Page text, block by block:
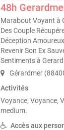
48h
Marabout Voyant à
Des Couple
Déception
Revenir Son Ex
Sentiments à
Gérardmer
Activités
Voyance, Voyance,
medium.
Accès aux